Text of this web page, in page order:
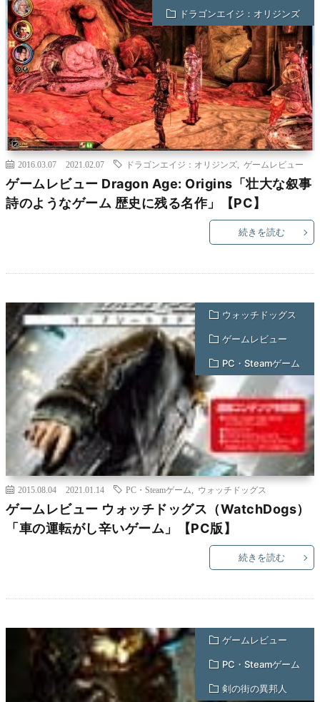
ドラゴンエイジ：オリジンズ
2016.03.07 2021.02.07 ドラゴンエイジ：オリジンズ ゲームレビュー
ゲームレビュー Dragon Age: Origins「壮大な叙事
詩のようなゲーム 歴史に残る名作」【PC】
続きを読む
ウォッチドッグス
ゲームレビュー
PC・Steamゲーム
2015.08.04 2021.01.14 PC・Steamゲーム ウォッチドッグス
ゲームレビュー ウォッチドッグス（WatchDogs）
「車の運転がし辛いゲーム」【PC版】
続きを読む
ゲームレビュー
PC・Steamゲーム
剣の街の異邦人